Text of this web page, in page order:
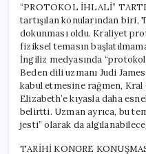
“PROTOKOL İHLALİ”
tartışılan konularından biri,
dokunması oldu. Kraliyet
fiziksel temasın
İngiliz medyasında
Beden dili uzmanı Judi
kabul etmesine rağmen, Kral
Elizabeth’e kıyasla daha
belirtti. Uzman ayrıca, bu
jesti” olarak da
TARİHİ KONGRE